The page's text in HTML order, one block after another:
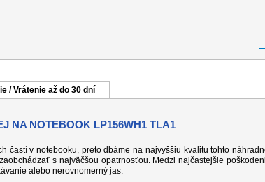
/ Vrátenie až do 30 dní
NA NOTEBOOK LP156WH1 TLA1
častí v notebooku, preto dbáme na najvyššiu kvalitu tohto
s najväčšou opatrnosťou. Medzi najčastejšie
alebo nerovnomerný jas.